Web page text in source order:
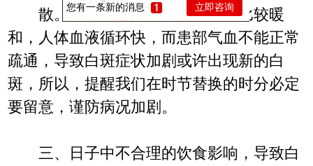
散。主要原因是春夏时节气候比较暖
和，人体血液循环快，而患部气血不能正常
疏通，导致白斑症状加剧或许出现新的白
斑，所以，提醒我们在时节替换的时分必定
要留意，谨防病况加剧。
三、日子中不合理的饮食影响，导致白
您有一条新的消息 立即咨询